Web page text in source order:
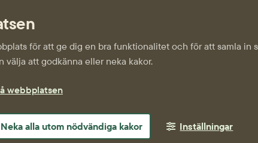
för att ge dig en bra funktionalitet och för att samla in
välja att godkänna eller neka kakor.
webbplatsen
Neka alla utom nödvändiga kakor Inställningar